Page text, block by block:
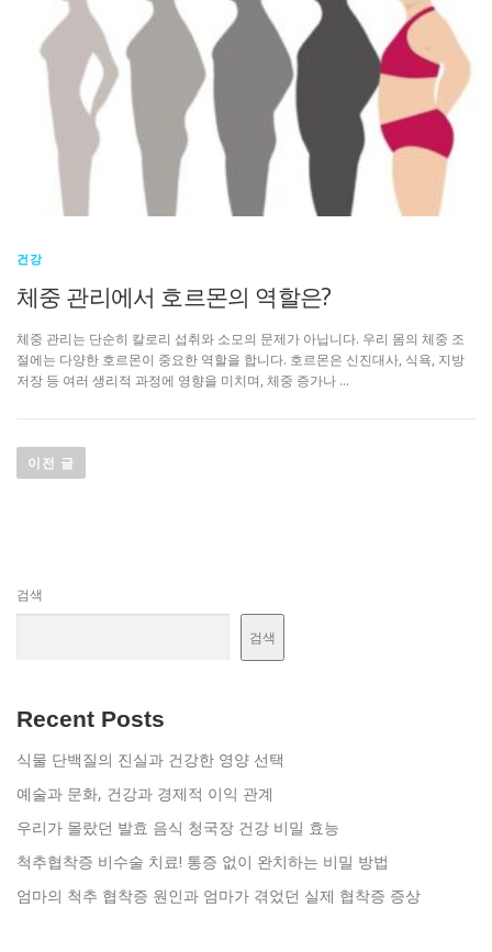
건강
체중 관리에서 호르몬의 역할은?
체중 관리는 단순히 칼로리 섭취와 소모의 문제가 아닙니다. 우리 몸의 체중 조
절에는 다양한 호르몬이 중요한 역할을 합니다. 호르몬은 신진대사, 식욕, 지방
저장 등 여러 생리적 과정에 영향을 미치며, 체중 증가나 …
탐
색
이전 글
검색
검색
Recent Posts
식물 단백질의 진실과 건강한 영양 선택
예술과 문화, 건강과 경제적 이익 관계
우리가 몰랐던 발효 음식 청국장 건강 비밀 효능
척추협착증 비수술 치료! 통증 없이 완치하는 비밀 방법
엄마의 척추 협착증 원인과 엄마가 겪었던 실제 협착증 증상